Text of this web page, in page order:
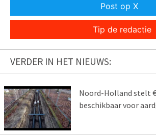
Post op X
Tip de redactie
VERDER IN HET NIEUWS:
Noord-Holland stelt
beschikbaar voor